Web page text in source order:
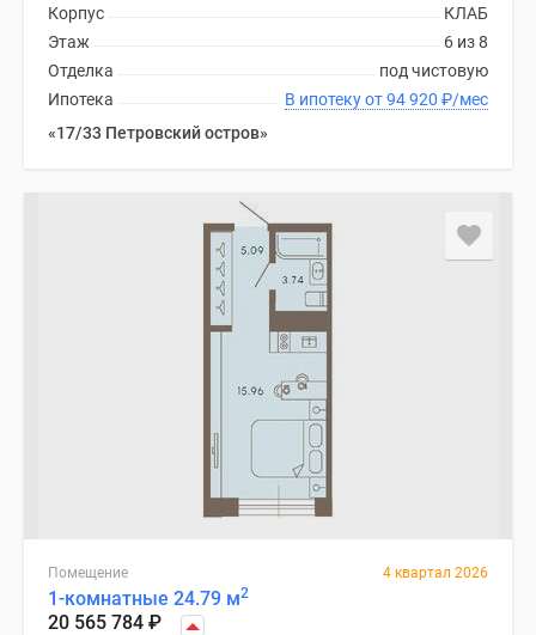
КЛАБ
Корпус
6 из 8
Этаж
под чистовую
Отделка
В ипотеку от 94 920 ₽/мес
Ипотека
«17/33 Петровский остров»
Помещение 4 квартал 2026
1-комнатные 24.79 м2
20 565 784 ₽